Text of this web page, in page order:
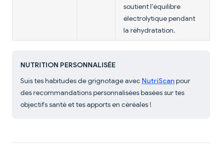
soutient l'équilibre
électrolytique pendant
la réhydratation.
NUTRITION PERSONNALISÉE
Suis tes habitudes de grignotage avec NutriScanpour
des recommandations personnalisées basées sur tes
objectifs santé et tes apports en céréales !